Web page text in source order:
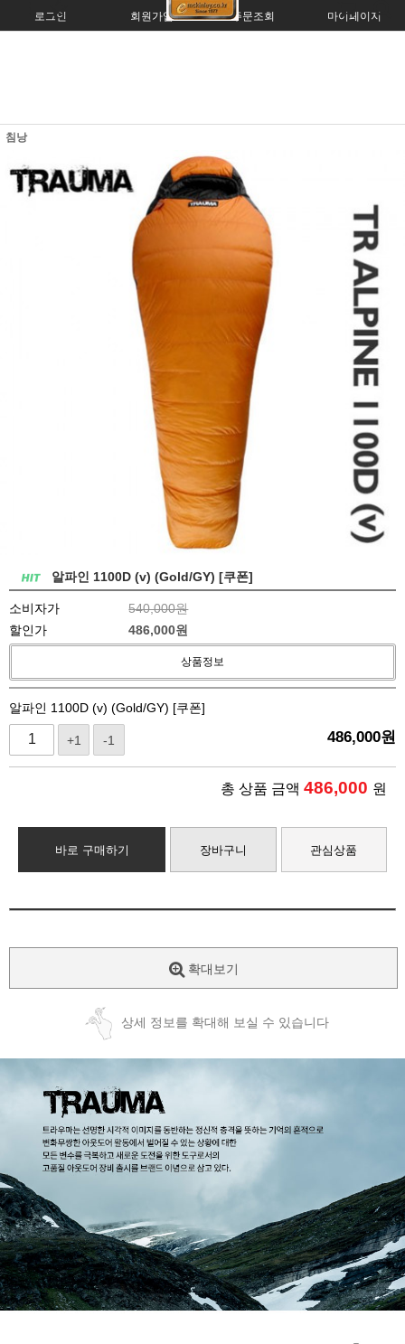
로그인 회원가입 주문조회 마이페이지
침낭
알파인 1100D (v) (Gold/GY) [쿠폰]
소비자가
540,000원
할인가
486,000원
상품정보
알파인 1100D (v) (Gold/GY) [쿠폰]
+1 -1 486,000원
총 상품 금액 486,000 원
바로 구매하기 장바구니 관심상품
확대보기
상세 정보를 확대해 보실 수 있습니다